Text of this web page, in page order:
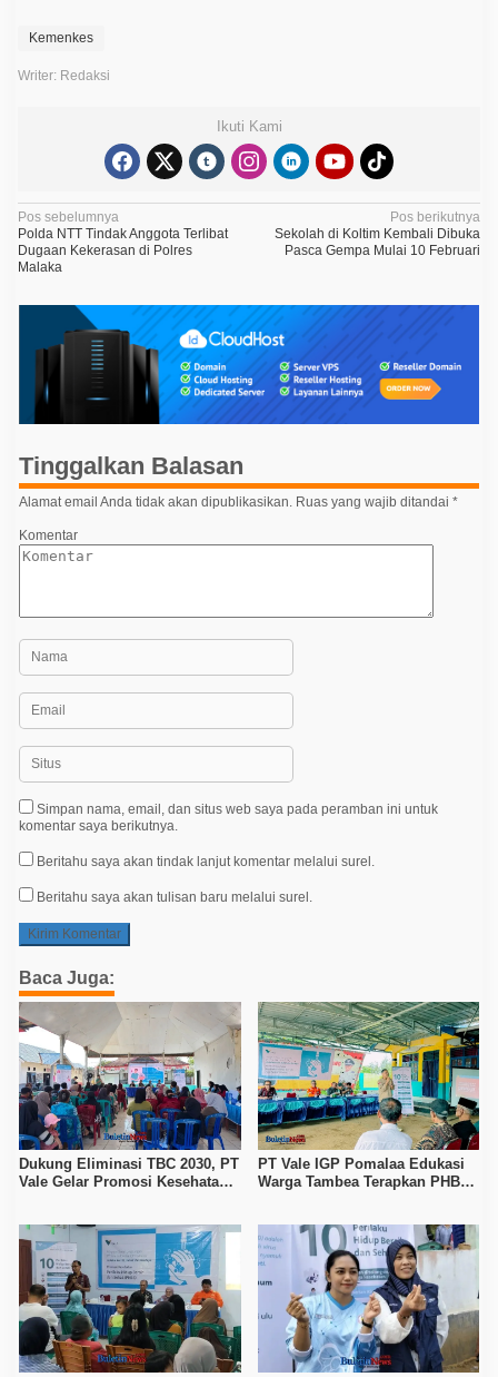
Kemenkes
Writer: Redaksi
Ikuti Kami
N
a
v
i
i
p
o
s
Pos sebelumnya
Polda NTT Tindak Anggota Terlibat
Dugaan Kekerasan di Polres
Malaka
Pos berikutnya
Sekolah di Koltim Kembali Dibuka
Pasca Gempa Mulai 10 Februari
Tinggalkan Balasan
Alamat email Anda tidak akan dipublikasikan. Ruas yang wajib ditandai *
Komentar
Simpan nama, email, dan situs web saya pada peramban ini untuk
komentar saya berikutnya.
Beritahu saya akan tindak lanjut komentar melalui surel.
Beritahu saya akan tulisan baru melalui surel.
Baca Juga:
Dukung Eliminasi TBC 2030, PT
Vale Gelar Promosi Kesehatan
PT Vale IGP Pomalaa Edukasi
Warga Tambea Terapkan PHBS,